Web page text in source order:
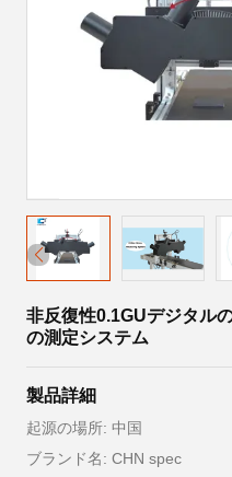
非反復性0.1GUデジタル
の測定システム
製品詳細
起源の場所: 中国
ブランド名: CHN spec